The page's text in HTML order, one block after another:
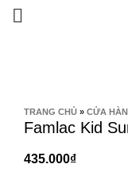
TRANG CHỦ » CỬA
Famlac Kid
₫